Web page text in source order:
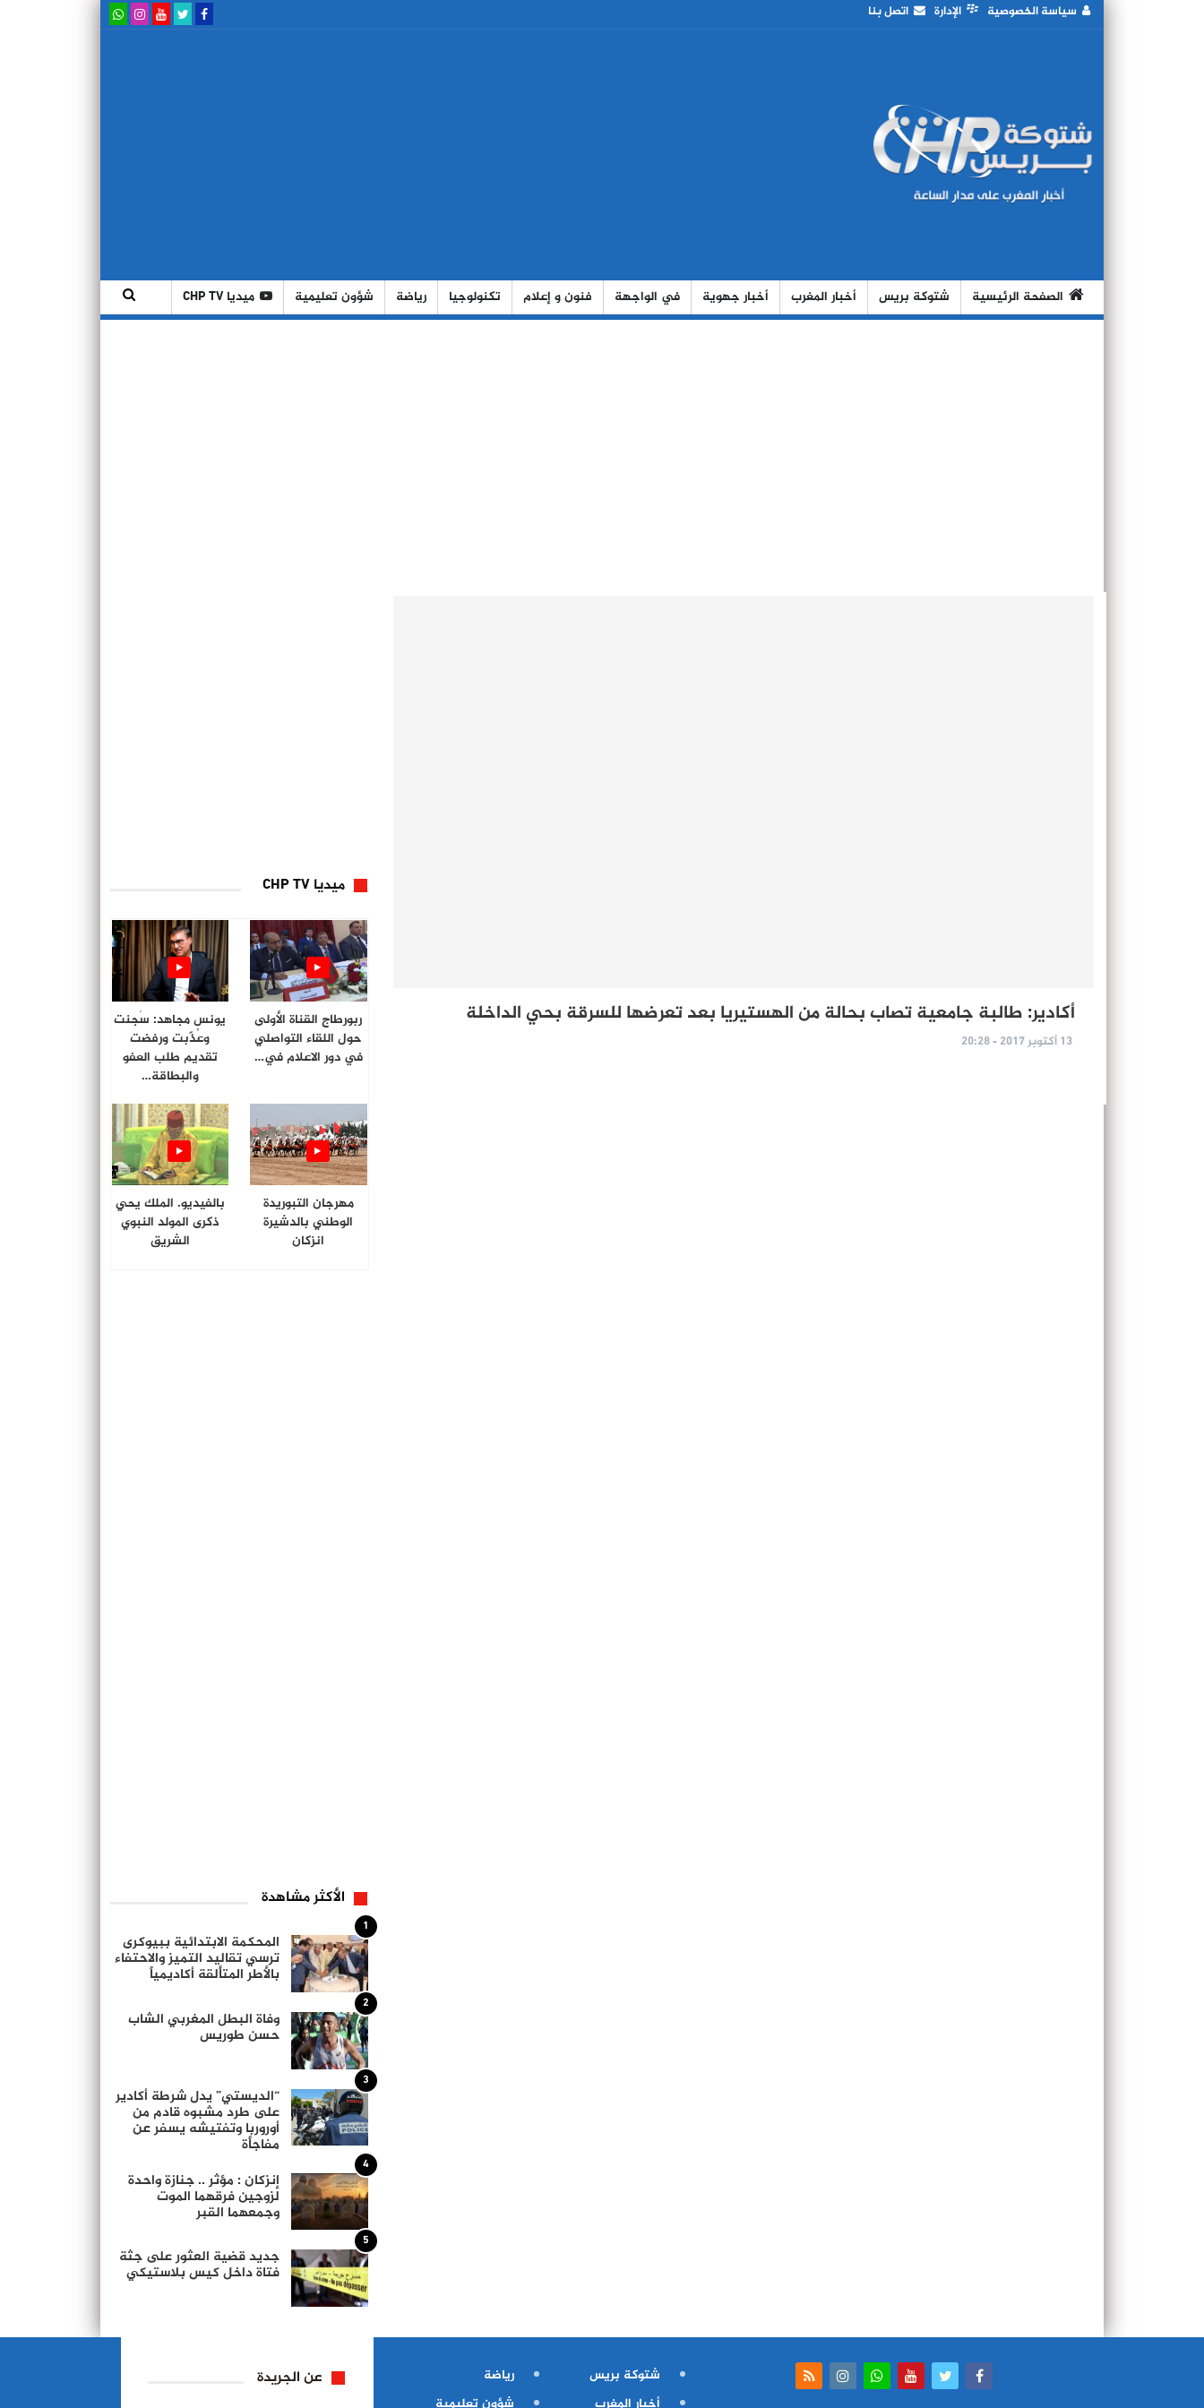
سياسة الخصوصية الإدارة اتصل بنا
الصفحة الرئيسية شتوكة بريس أخبار المغرب أخبار جهوية في الواجهة فنون و إعلام تكنولوجيا رياضة شؤون تعليمية ميديا CHP TV
أكادير: طالبة جامعية تصاب بحالة من الهستيريا بعد تعرضها للسرقة بحي الداخلة
13 أكتوبر 2017 - 20:28
ميديا CHP TV
ربورطاج القناة الأولى
حول اللقاء التواصلي
في دور الاعلام في…
يونس مجاهد: سُجنت
وعُذّبت ورفضت
تقديم طلب العفو
والبطاقة…
مهرجان التبوريدة
الوطني بالدشيرة
انزكان
بالفيديو. الملك يحي
ذكرى المولد النبوي
الشريق
الأكثر مشاهدة
1
المحكمة الابتدائية ببيوكرى
ترسي تقاليد التميز والاحتفاء
بالأطر المتألقة أكاديمياً
2
وفاة البطل المغربي الشاب
حسن طوريس
3
“الديستي” يدل شرطة أكادير
على طرد مشبوه قادم من
أوروربا وتفتيشه يسفر عن
مفاجأة
4
إنزكان : مؤثر .. جنازة واحدة
لزوجين فرقهما الموت
وجمعهما القبر
5
جديد قضية العثور على جثة
فتاة داخل كيس بلاستيكي
شتوكة بريس
أخبار المغرب
رياضة
شؤون تعليمية
عن الجريدة